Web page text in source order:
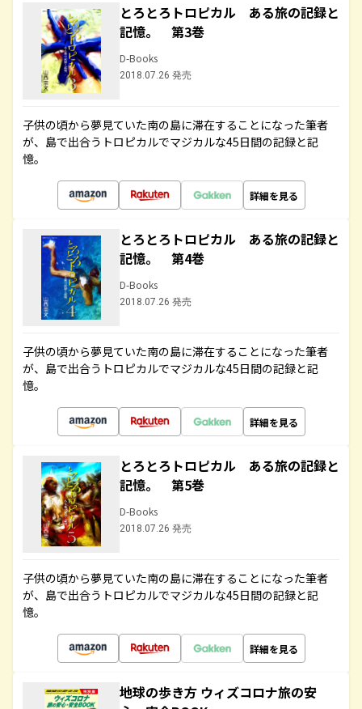
とろとろトロピカル ある旅の記録と
記憶。 第3巻
D-Books
2018.07.26 発売
子供の頃から夢見ていた南の島に滞在することになった筆者
が、島で出合うトロピカルでマジカルな45日間の記録と記
憶。
詳細を見る
とろとろトロピカル ある旅の記録と
記憶。 第4巻
D-Books
2018.07.26 発売
子供の頃から夢見ていた南の島に滞在することになった筆者
が、島で出合うトロピカルでマジカルな45日間の記録と記
憶。
詳細を見る
とろとろトロピカル ある旅の記録と
記憶。 第5巻
D-Books
2018.07.26 発売
子供の頃から夢見ていた南の島に滞在することになった筆者
が、島で出合うトロピカルでマジカルな45日間の記録と記
憶。
詳細を見る
地球の歩き方 ウィズコロナ旅の安